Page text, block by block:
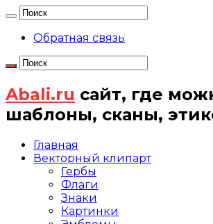
Обратная связь
Abali.ru сайт, где
шаблоны, сканы,
Главная
Векторный клипарт
Гербы
Флаги
Знаки
Картинки